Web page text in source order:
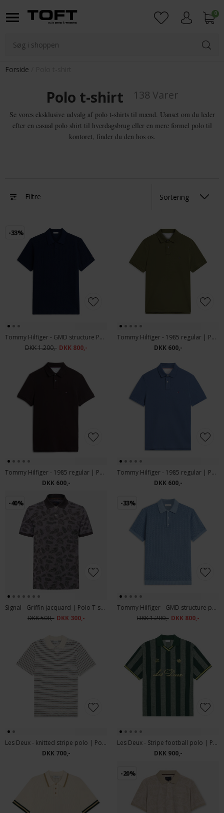
0
Forside
Polo t-shirt 138 Varer
Se vores eksklusive udvalg af polo t-shirts til mænd. Uanset om du leder
efter en casual polo shirt til hverdagsbrug eller en mere formel polo til
kontoret, finder du den hos os.
Filtre
-33%
Tommy Hilfiger - GMD structure Polo T-shirt carbon Navy
DKK 1.200,- DKK 800,-
Tommy Hilfiger - 1985 regular | Polo T-shirt Huntsman Green
DKK 600,-
Tommy Hilfiger - 1985 regular | Polo T-shirt Chocolate
DKK 600,-
Tommy Hilfiger - 1985 regular | Polo T-shirt Aegean Sea
DKK 600,-
-40%
Signal - Griffin jacquard | Polo T-shirt Shadow Grey
DKK 500,- DKK 300,-
-33%
Tommy Hilfiger - GMD structure polo | Polo T-shirt Brisk Blue
DKK 1.200,- DKK 800,-
Les Deux - knitted stripe polo | Polo T-shirt Eggnog White
DKK 700,-
Les Deux - Stripe football polo | Polo T-shirt Pine Green
DKK 900,-
-20%